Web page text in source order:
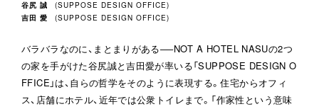
谷尻 誠 (SUPPOSE DESIGN OFFICE)
吉田 愛
(SUPPOSE DESIGN OFFICE)
バラバラなのに、まとまりがある──NOT A HOTEL NASUの2つ
の家を手がけた谷尻誠と吉田愛が率いる「SUPPOSE DESIGN O
FFICE」は、自らの哲学をそのように表現する。住宅からオフィ
ス、店舗にホテル、近年では公衆トイレまで。「作家性という意味